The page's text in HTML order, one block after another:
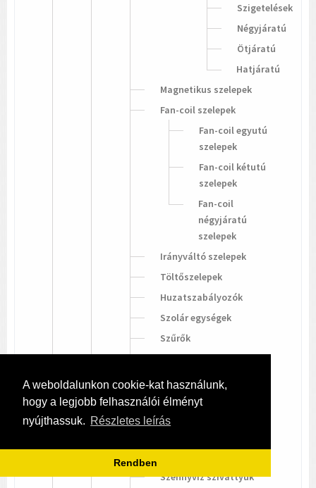
A weboldalunkon cookie-kat használunk,
hogy a legjobb felhasználói élményt
nyújthassuk. Részletes leírás
Rendben
Szigetelések
Négyjáratú
Ötjáratú
Hatjáratú
Magnetikus szelepek
Fan-coil szelepek
Fan-coil egyutú
szelepek
Fan-coil kétutú
szelepek
Fan-coil
négyjáratú
szelepek
Irányváltó szelepek
Töltőszelepek
Huzatszabályozók
Szolár egységek
Szűrők
Visszacsapó szelep
Hollandi csomagok
Hűtőközeg és expanziós
szelepek
Szennyvíz szivattyúk